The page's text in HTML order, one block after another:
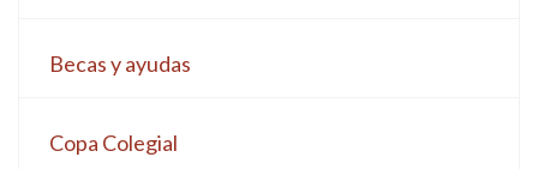
Becas y ayudas
Copa Colegial